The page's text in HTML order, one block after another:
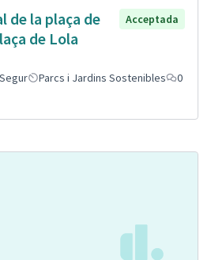
de la plaça de
de Lola
Acceptada
Segur Parcs i Jardins Sostenibles
0